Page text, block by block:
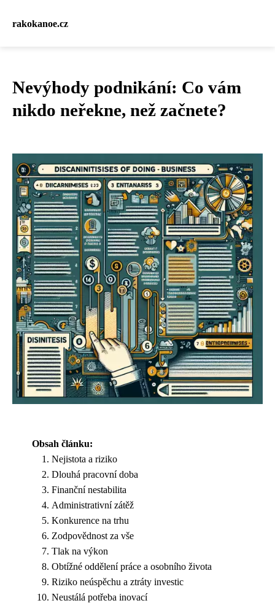
rakokanoe.cz
Nevýhody podnikání: Co vám
nikdo neřekne, než začnete?
Obsah článku:
Nejistota a riziko
Dlouhá pracovní doba
Finanční nestabilita
Administrativní zátěž
Konkurence na trhu
Zodpovědnost za vše
Tlak na výkon
Obtížné oddělení práce a osobního života
Riziko neúspěchu a ztráty investic
Neustálá potřeba inovací